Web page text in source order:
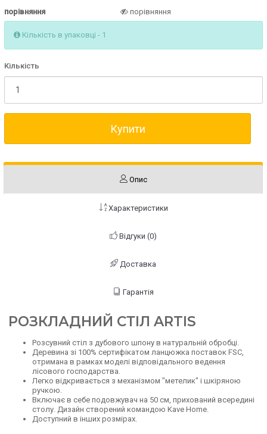
порівняння
порівняння
Кількість в упаковці - 1
Кількість
Купити
Опис
Характеристики
Відгуки (0)
Доставка
Гарантія
РОЗКЛАДНИЙ СТІЛ ARTIS
Розсувний стіл з дубового шпону в натуральній обробці.
Деревина зі 100% сертифікатом ланцюжка поставок FSC,
отримана в рамках моделі відповідального ведення
лісового господарства.
Легко відкривається з механізмом "метелик" і шкіряною
ручкою.
Включає в себе подовжувач на 50 см, прихований всередині
столу. Дизайн створений командою Kave Home.
Доступний в інших розмірах.